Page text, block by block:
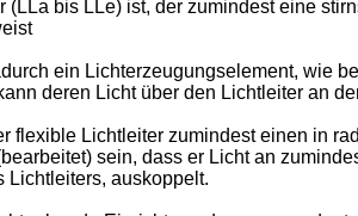
(LLa bis LLe) ist, der zumindest eine
ein Lichterzeugungselement, wie
deren Licht über den Lichtleiter an
flexible Lichtleiter zumindest einen in
sein, dass er Licht an
Lichtleiters, auskoppelt.